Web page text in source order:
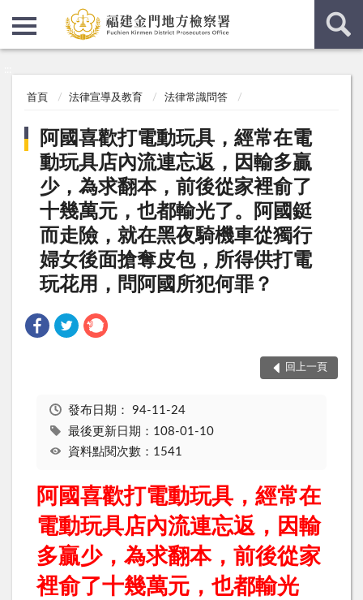
首頁 法律宣導及教育 法律常識問答
阿國喜歡打電動玩具，經常在電
動玩具店內流連忘返，因輸多贏
少，為求翻本，前後從家裡俞了
十幾萬元，也都輸光了。阿國鋌
而走險，就在黑夜騎機車從獨行
婦女後面搶奪皮包，所得供打電
玩花用，問阿國所犯何罪？
回上一頁
發布日期： 94-11-24
最後更新日期：108-01-10
資料點閱次數：1541
阿國喜歡打電動玩具，經常在
電動玩具店內流連忘返，因輸
多贏少，為求翻本，前後從家
裡俞了十幾萬元，也都輸光